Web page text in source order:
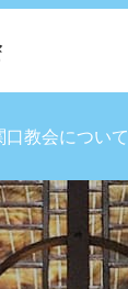
口教会について